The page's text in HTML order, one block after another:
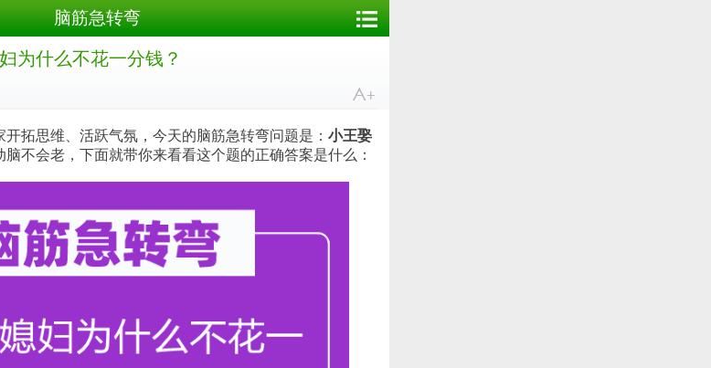
脑筋急转弯
为什么不花一分钱？
开拓思维、活跃气氛，今天的脑筋急转弯问题是： 小王娶
脑不会老，下面就带你来看看这个题的正确答案是什么：